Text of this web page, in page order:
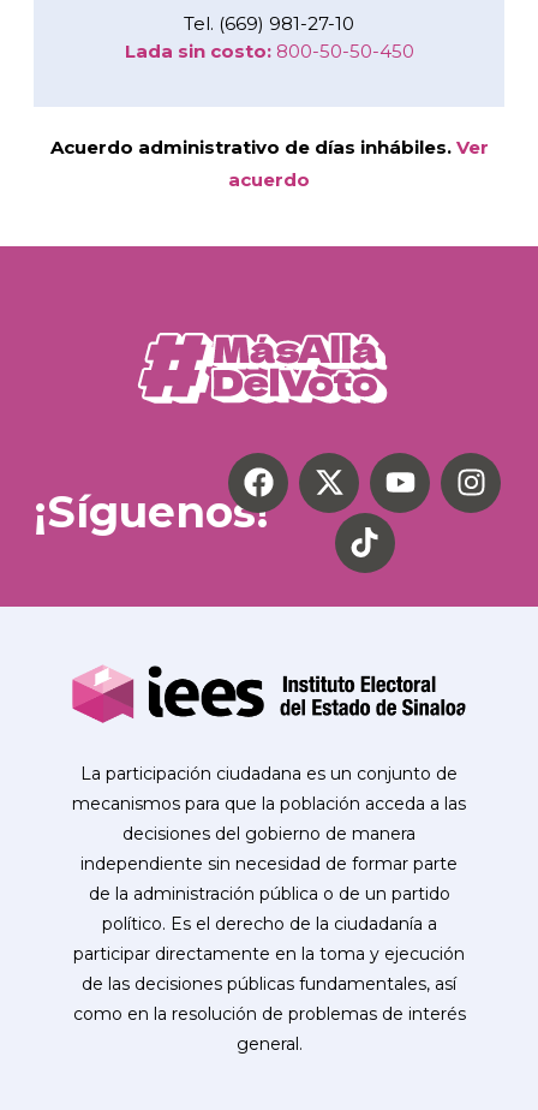
Tel. (669) 981-27-10
Lada sin costo:800-50-50-450
Acuerdo administrativo de días inhábiles. Ver
acuerdo
¡Síguenos!
La participación ciudadana es un conjunto de
mecanismos para que la población acceda a las
decisiones del gobierno de manera
independiente sin necesidad de formar parte
de la administración pública o de un partido
político. Es el derecho de la ciudadanía a
participar directamente en la toma y ejecución
de las decisiones públicas fundamentales, así
como en la resolución de problemas de interés
general.